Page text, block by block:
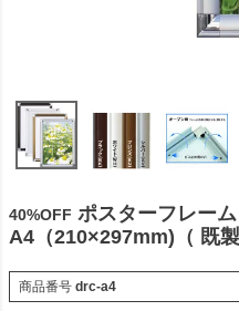
40%OFF ポスターフレー
A4（210×297mm)（ 既製
商品番号 drc-a4